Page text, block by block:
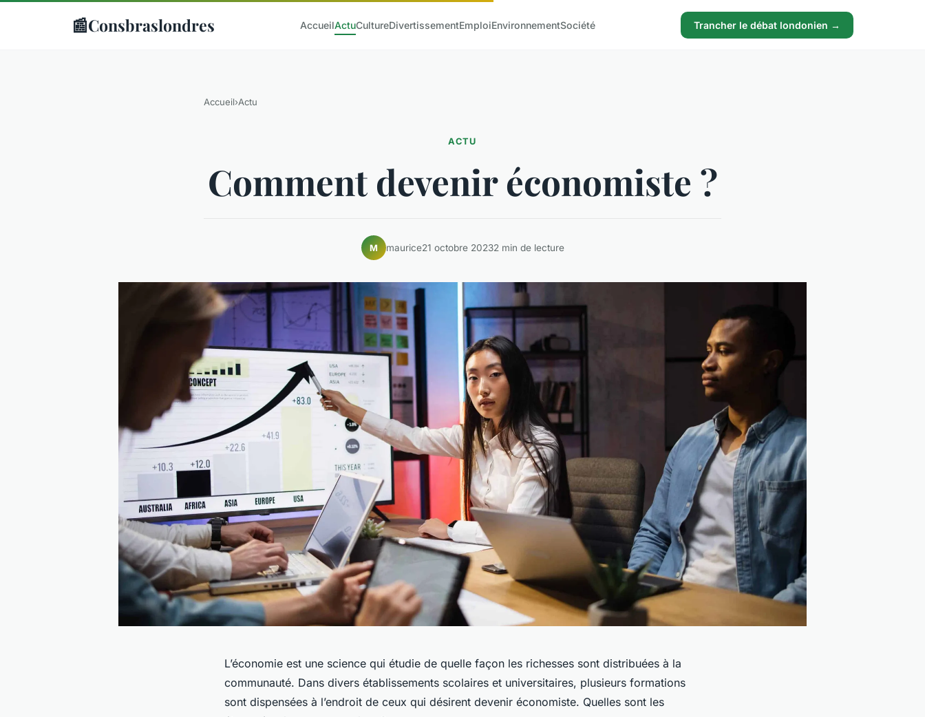
📰Consbraslondres AccueilActuCultureDivertissementEmploiEnvironnementSociété Trancher le débat londonien →
Accueil›Actu
ACTU
Comment devenir économiste ?
M maurice21 octobre 20232 min de lecture
L’économie est une science qui étudie de quelle façon les richesses sont distribuées à la
communauté. Dans divers établissements scolaires et universitaires, plusieurs formations
sont dispensées à l’endroit de ceux qui désirent devenir économiste. Quelles sont les